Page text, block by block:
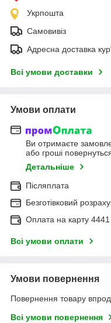
Укрпошта
Самовивіз
Адресна доставка
Всі умови доставки
Умови оплати
Ви отримаєте
або гроші
Детальніше
Післяплата
Безготівковий
Оплата на карту
Всі умови оплати
Умови повернення
Повернення товару
Всі умови повернення